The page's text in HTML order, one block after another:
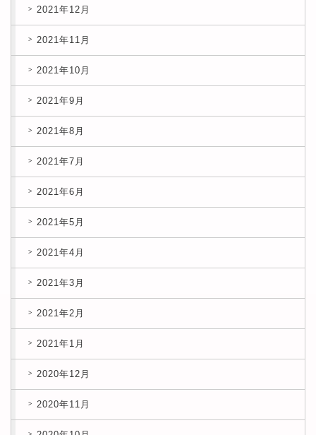
2021年12月
2021年11月
2021年10月
2021年9月
2021年8月
2021年7月
2021年6月
2021年5月
2021年4月
2021年3月
2021年2月
2021年1月
2020年12月
2020年11月